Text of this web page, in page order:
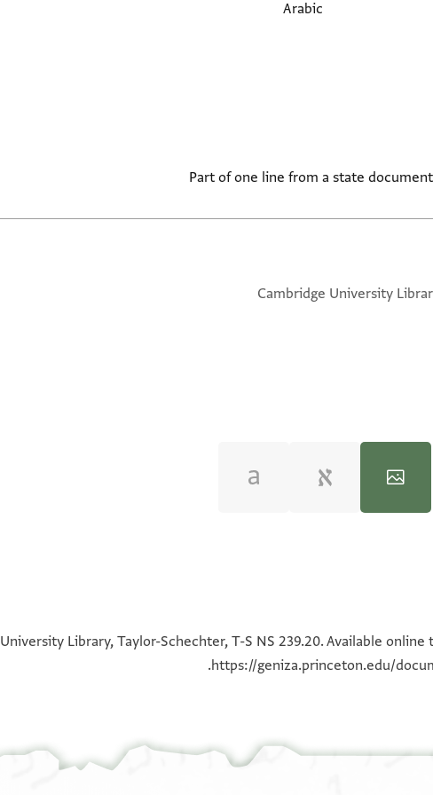
Arabic
Part of one line from a state
Cambridge University
100%
100%
Library, Taylor-Schechter, T-S NS 239.20. Available
https://geniza.princeton.edu/